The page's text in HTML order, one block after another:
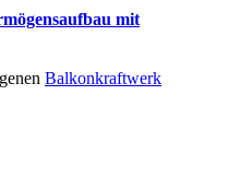
mit
Balkonkraftwerk